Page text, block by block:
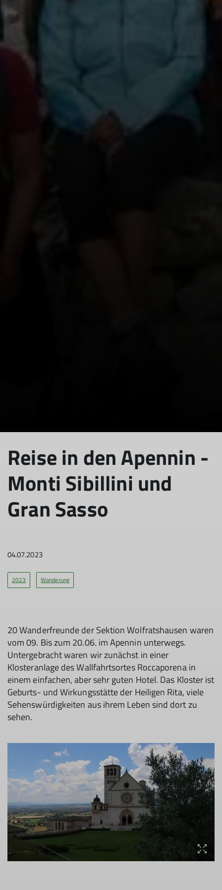
Reise in den Apennin -
Monti Sibillini und
Gran Sasso
04.07.2023
2023 Wanderung
20 Wanderfreunde der Sektion Wolfratshausen waren
vom 09. Bis zum 20.06. im Apennin unterwegs.
Untergebracht waren wir zunächst in einer
Klosteranlage des Wallfahrtsortes Roccaporena in
einem einfachen, aber sehr guten Hotel. Das Kloster ist
Geburts- und Wirkungsstätte der Heiligen Rita, viele
Sehenswürdigkeiten aus ihrem Leben sind dort zu
sehen.